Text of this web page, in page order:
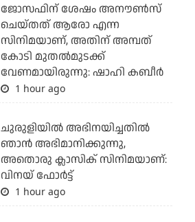
ജോസഫിന് ശേഷം അനൗണ്‍സ്
ചെയ്തത് ആരോ എന്ന
സിനിമയാണ്, അതിന് അമ്പത്
കോടി മുതല്‍മുടക്ക്
വേണമായിരുന്നു: ഷാഹി കബീര്‍
1 hour ago
ചുരുളിയിൽ അഭിനയിച്ചതിൽ
ഞാൻ അഭിമാനിക്കുന്നു,
അതൊരു ക്ലാസിക് സിനിമയാണ്:
വിനയ് ഫോർട്ട്
1 hour ago